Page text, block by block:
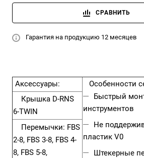
СРАВНИТЬ
Гарантия на продукцию 12 месяцев
Аксессуары:
Особенности
Быстрый
инструментов
Не
пластик V0
Штекерные
Крышка D-RNS
6-TWIN
Перемычки: FBS
2-8, FBS 3-8, FBS 4-
8, FBS 5-8,